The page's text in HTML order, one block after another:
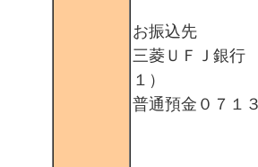
お振込先
三菱ＵＦＪ銀行
１）
普通預金０７１